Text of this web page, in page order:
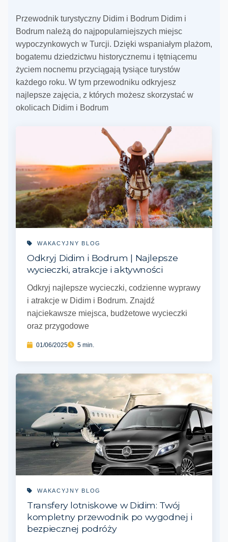
Przewodnik turystyczny Didim i Bodrum Didim i
Bodrum należą do najpopularniejszych miejsc
wypoczynkowych w Turcji. Dzięki wspaniałym plażom,
bogatemu dziedzictwu historycznemu i tętniącemu
życiem nocnemu przyciągają tysiące turystów
każdego roku. W tym przewodniku odkryjesz
najlepsze zajęcia, z których możesz skorzystać w
okolicach Didim i Bodrum
WAKACYJNY BLOG
Odkryj Didim i Bodrum | Najlepsze
wycieczki, atrakcje i aktywności
Odkryj najlepsze wycieczki, codzienne wyprawy
i atrakcje w Didim i Bodrum. Znajdź
najciekawsze miejsca, budżetowe wycieczki
oraz przygodowe
01/06/2025 5 min.
WAKACYJNY BLOG
Transfery lotniskowe w Didim: Twój
kompletny przewodnik po wygodnej i
bezpiecznej podróży